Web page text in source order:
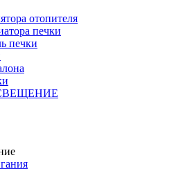
отопителя
печки
печки